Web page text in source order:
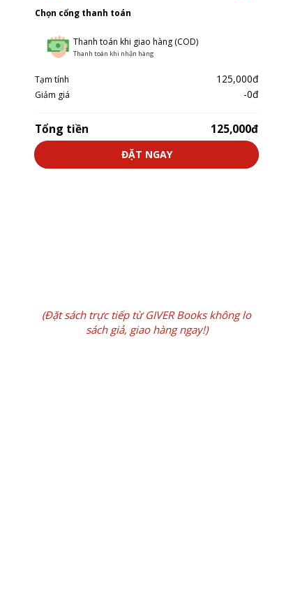
Chọn cổng thanh toán
Thanh toán khi giao hàng (COD)
Thanh toán khi nhận hàng
ĐẶT NGAY
Tạm tính 125,000đ
Giảm giá -0đ
Tổng tiền 125,000đ
(Đặt sách trực tiếp từ GIVER Books không lo
sách giả, giao hàng ngay!)